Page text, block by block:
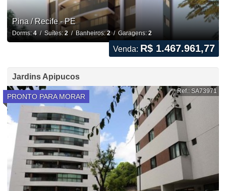
Pina / Recife - PE
Dorms:4/ Suítes:2/ Banheiros:2/ Garagens: 2
Venda: R$ 1.467.961,77
Jardins Apipucos
PRONTO PARA MORAR
Ref.: SA73971